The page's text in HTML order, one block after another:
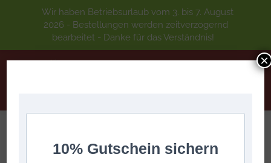
Scheffauer Walzer
Wir haben Betriebsurlaub vom 3. bis 7. August
2026 - Bestellungen werden zeitverzögernd
bearbeitet - Danke für das Verständnis!
10% Gutschein sichern
×